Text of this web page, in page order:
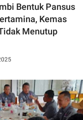
Bentuk Pansus
Kemas
Menutup